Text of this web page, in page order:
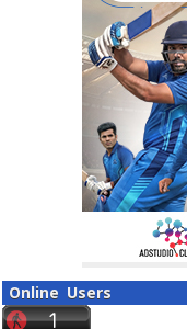
Online Users